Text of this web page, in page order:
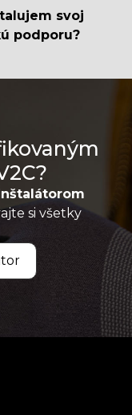
svoj
podporu?
si všetky